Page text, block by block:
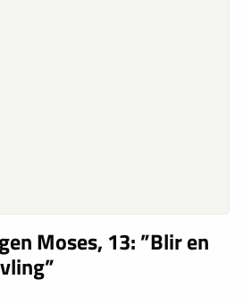
Moses, 13: ”Blir en